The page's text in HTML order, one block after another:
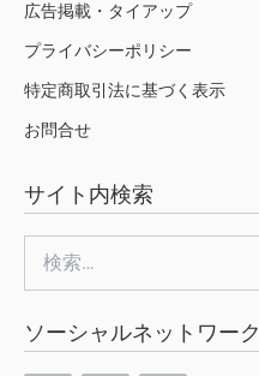
広告掲載・タイアップ
プライバシーポリシー
特定商取引法に基づく表示
お問合せ
サイト内検索
索:
ソーシャルネットワーク